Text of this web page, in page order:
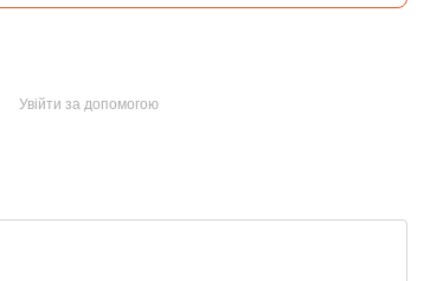
Увійти за допомогою